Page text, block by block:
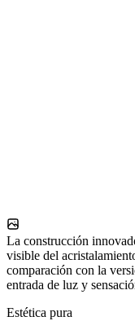
La construcción
visible del
comparación con la
entrada de luz y
Estética pura